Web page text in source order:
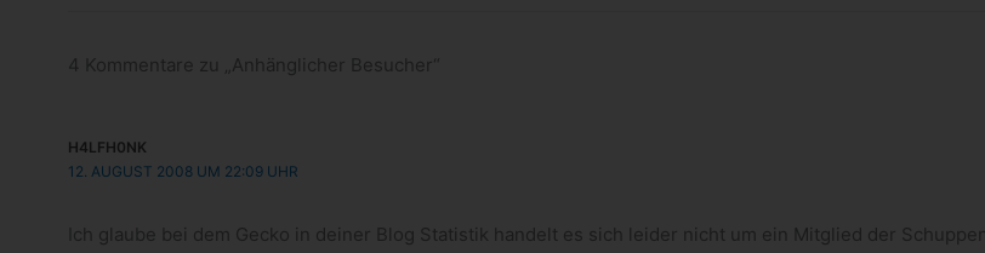
4 Kommentare zu „Anhänglicher Besucher“
H4LFH0NK
12. AUGUST 2008 UM 22:09 UHR
Ich glaube bei dem Gecko in dei­ner Blog Sta­tis­tik han­delt es sich lei­der nicht um ein Mit­glied der